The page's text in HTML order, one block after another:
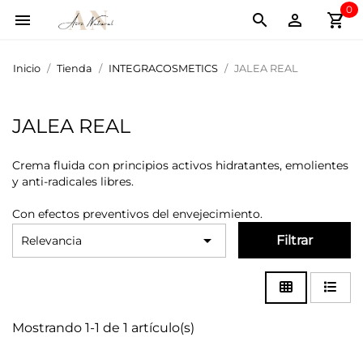
 shopping_cart
0


Inicio Tienda INTEGRACOSMETICS JALEA REAL
JALEA REAL
Crema fluida con principios activos hidratantes, emolientes
y anti-radicales libres.
Con efectos preventivos del envejecimiento.
Relevancia
 Filtrar
Mostrando 1-1 de 1 artículo(s)